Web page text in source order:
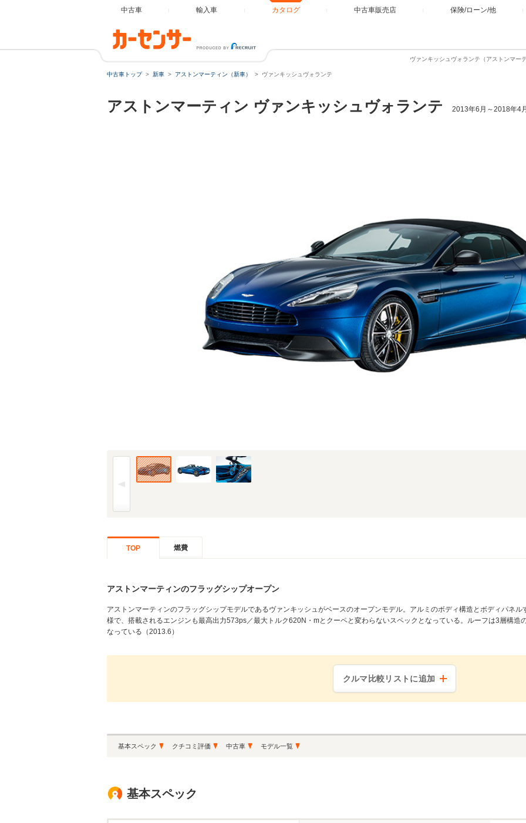
中古車 輸入車 カタログ 中古車販売店 保険/ローン/他
ヴァンキッシュヴォランテ（アストンマー
中古車トップ 新車 アストンマーティン（新車） ヴァンキッシュヴォランテ
アストンマーティン ヴァンキッシュヴォランテ 2013年6月～2018年4
13年(H25)6月、新型時のフロント。写真は海外仕様の為、一部異なる場合があります (1/3枚)
TOP 燃費
アストンマーティンのフラッグシップオープン
アストンマーティンのフラッグシップモデルであるヴァンキッシュがベースのオープンモデル。アルミのボディ構造とボディパネ
様で、搭載されるエンジンも最高出力573ps／最大トルク620N・mとクーペと変わらないスペックとなっている。ルーフは3層構造
なっている（2013.6）
クルマ比較リストに追加
基本スペック クチコミ評価 中古車 モデル一覧
基本スペック